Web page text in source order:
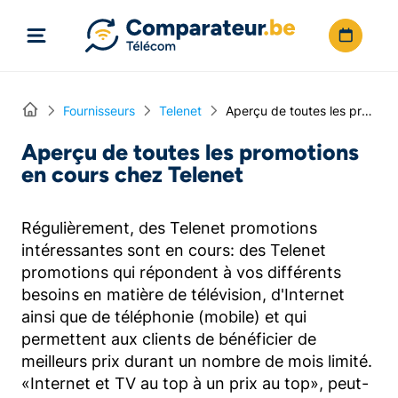
Home Fournisseurs Telenet Aperçu de toutes les promotions en cours chez Telenet
Aperçu de toutes les promotions
en cours chez Telenet
Régulièrement, des Telenet promotions
intéressantes sont en cours: des Telenet
promotions qui répondent à vos différents
besoins en matière de télévision, d'Internet
ainsi que de téléphonie (mobile) et qui
permettent aux clients de bénéficier de
meilleurs prix durant un nombre de mois limité.
«Internet et TV au top à un prix au top», peut-